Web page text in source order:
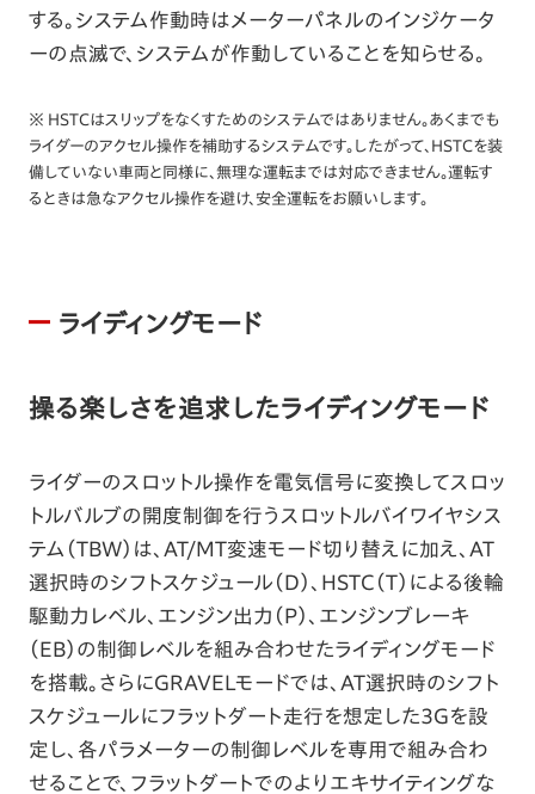
する。システム作動時はメーターパネルのインジケータ
ーの点滅で、システムが作動していることを知らせる。
※ HSTCはスリップをなくすためのシステムではありません。あくまでも
ライダーのアクセル操作を補助するシステムです。したがって、HSTCを装
備していない車両と同様に、無理な運転までは対応できません。運転す
るときは急なアクセル操作を避け、安全運転をお願いします。
ライディングモード
操る楽しさを追求したライディングモード
ライダーのスロットル操作を電気信号に変換してスロッ
トルバルブの開度制御を行うスロットルバイワイヤシス
テム（TBW）は、AT/MT変速モード切り替えに加え、AT
選択時のシフトスケジュール（D）、HSTC（T）による後輪
駆動力レベル、エンジン出力（P）、エンジンブレーキ
（EB）の制御レベルを組み合わせたライディングモード
を搭載。さらにGRAVELモードでは、AT選択時のシフト
スケジュールにフラットダート走行を想定した3Gを設
定し、各パラメーターの制御レベルを専用で組み合わ
せることで、フラットダートでのよりエキサイティングな